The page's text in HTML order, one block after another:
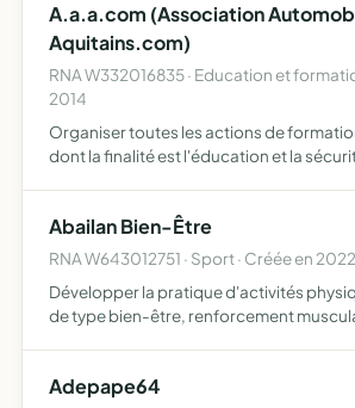
pour thème …
A.a.a.com (Association
Aquitains.com)
RNA W332016835 · Education et
2014
Organiser toutes les actions de
dont la finalité est l'éducation et la
Abailan Bien-Être
RNA W643012751 · Sport · Créée en 2022
Développer la pratique d'activités
de type bien-être, renforcement
Adepape64